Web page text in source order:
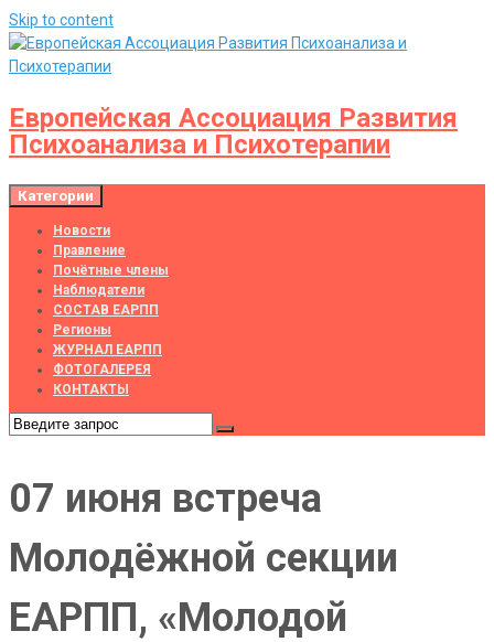
Skip to content
Европейская Ассоциация Развития
Психоанализа и Психотерапии
Категории
Новости
Правление
Почётные члены
Наблюдатели
СОСТАВ ЕАРПП
Регионы
ЖУРНАЛ ЕАРПП
ФОТОГАЛЕРЕЯ
КОНТАКТЫ
07 июня встреча
Молодёжной секции
ЕАРПП, «Молодой